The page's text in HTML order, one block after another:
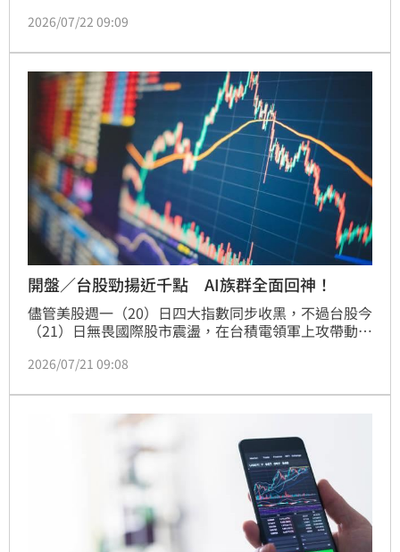
漲幅2.1%；代表中小型股的櫃買指數同步勁揚13.11點
2435元，帶動電子權值股與AI概念股同步走強，市場
人氣快速回籠。
2026/07/22 09:09
開盤／台股勁揚近千點 AI族群全面回神！
儘管美股週一（20）日四大指數同步收黑，不過台股今
（21）日無畏國際股市震盪，在台積電領軍上攻帶動
指數同步上漲7.41點至375.94點、漲幅2.01%，市場買
格局。
2026/07/21 09:08